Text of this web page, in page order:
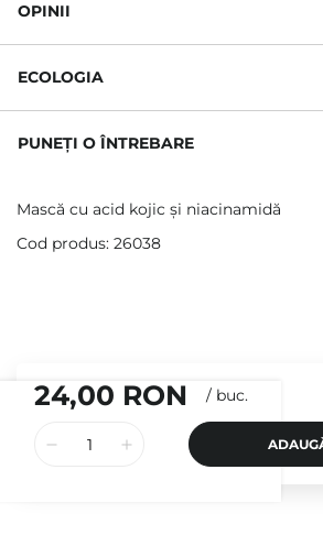
24,00 RON / buc.
OPINII
ECOLOGIA
PUNEȚI O ÎNTREBARE
Mască cu acid kojic și niacinamidă
Cod produs: 26038